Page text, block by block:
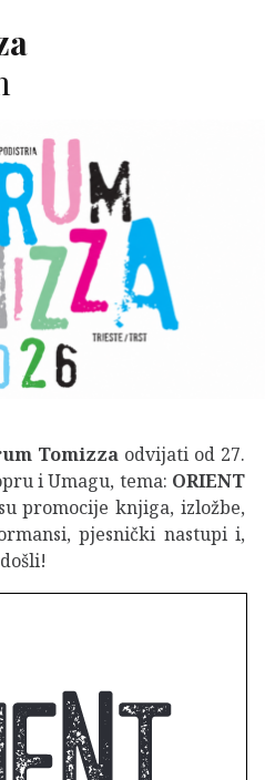
Tomizzaodvijati od 27.
i Umagu, tema: ORIENT
promocije knjiga, izložbe,
pjesnički nastupi i,